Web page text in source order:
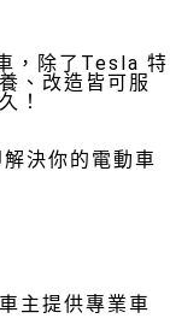
，除了Tesla 特
、改造皆可服
！
決你的電動車
主提供專業車